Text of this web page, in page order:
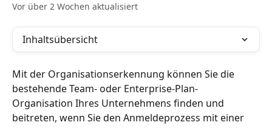
Vor über 2 Wochen aktualisiert
Inhaltsübersicht
Mit der Organisationserkennung können Sie die
bestehende Team- oder Enterprise-Plan-
Organisation Ihres Unternehmens finden und
beitreten, wenn Sie den Anmeldeprozess mit einer